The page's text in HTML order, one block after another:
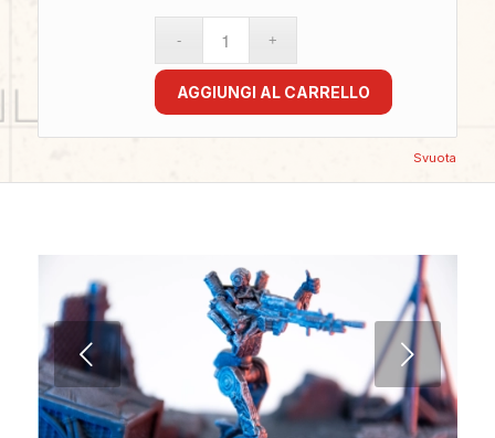
Svuota
AGGIUNGI AL CARRELLO
Succ